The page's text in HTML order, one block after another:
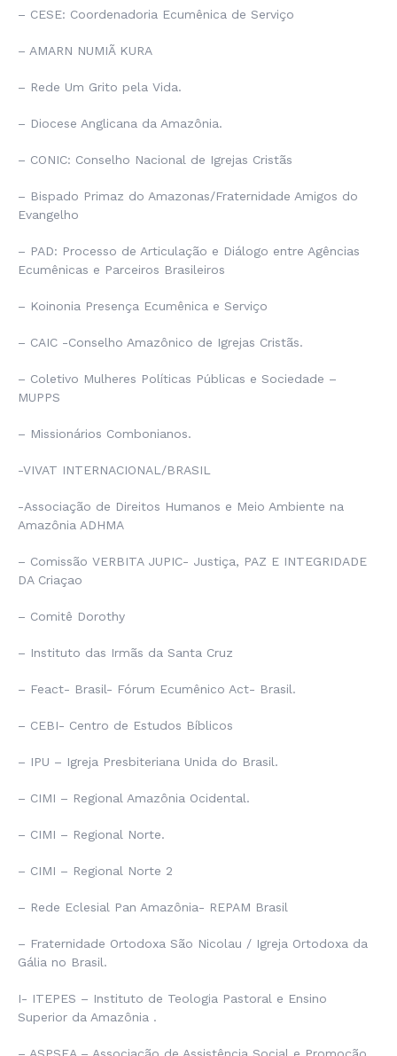
– CESE: Coordenadoria Ecumênica de Serviço
– AMARN NUMIÃ KURA
– Rede Um Grito pela Vida.
– Diocese Anglicana da Amazônia.
– CONIC: Conselho Nacional de Igrejas Cristãs
– Bispado Primaz do Amazonas/Fraternidade Amigos do
Evangelho
– PAD: Processo de Articulação e Diálogo entre Agências
Ecumênicas e Parceiros Brasileiros
– Koinonia Presença Ecumênica e Serviço
– CAIC -Conselho Amazônico de Igrejas Cristãs.
– Coletivo Mulheres Políticas Públicas e Sociedade –
MUPPS
– Missionários Combonianos.
-VIVAT INTERNACIONAL/BRASIL
-Associação de Direitos Humanos e Meio Ambiente na
Amazônia ADHMA
– Comissão VERBITA JUPIC- Justiça, PAZ E INTEGRIDADE
DA Criaçao
– Comitê Dorothy
– Instituto das Irmãs da Santa Cruz
– Feact- Brasil- Fórum Ecumênico Act- Brasil.
– CEBI- Centro de Estudos Bíblicos
– IPU – Igreja Presbiteriana Unida do Brasil.
– CIMI – Regional Amazônia Ocidental.
– CIMI – Regional Norte.
– CIMI – Regional Norte 2
– Rede Eclesial Pan Amazônia- REPAM Brasil
– Fraternidade Ortodoxa São Nicolau / Igreja Ortodoxa da
Gália no Brasil.
I- ITEPES – Instituto de Teologia Pastoral e Ensino
Superior da Amazônia .